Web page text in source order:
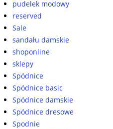
pudelek modowy
reserved
Sale
sandału damskie
shoponline
sklepy
Spódnice
Spódnice basic
Spódnice damskie
Spódnice dresowe
Spodnie